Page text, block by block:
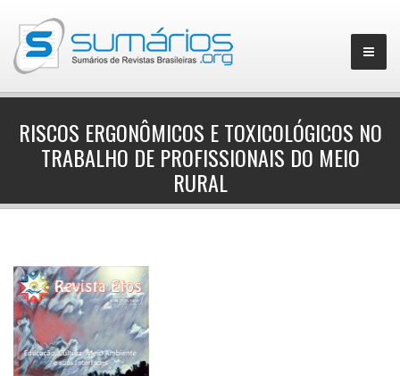
RISCOS ERGONÔMICOS E TOXICOLÓGICOS NO
TRABALHO DE PROFISSIONAIS DO MEIO
RURAL